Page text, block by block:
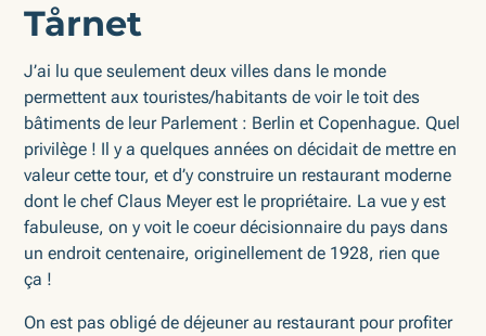
Tårnet
J’ai lu que seulement deux villes dans le monde
permettent aux touristes/habitants de voir le toit des
bâtiments de leur Parlement : Berlin et Copenhague. Quel
privilège ! Il y a quelques années on décidait de mettre en
valeur cette tour, et d’y construire un restaurant moderne
dont le chef Claus Meyer est le propriétaire. La vue y est
fabuleuse, on y voit le coeur décisionnaire du pays dans
un endroit centenaire, originellement de 1928, rien que
ça !
On est pas obligé de déjeuner au restaurant pour profiter